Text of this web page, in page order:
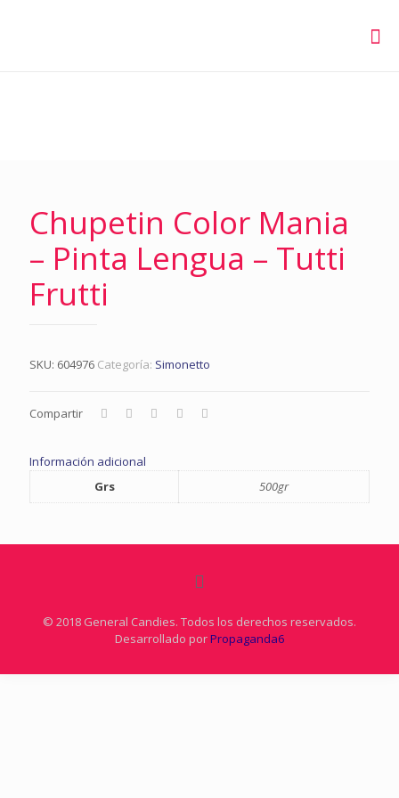
Chupetin Color Mania
– Pinta Lengua – Tutti
Frutti
SKU: 604976 Categoría: Simonetto
Compartir
Información adicional
Grs
500gr
© 2018 General Candies. Todos los derechos reservados.
Desarrollado porPropaganda6